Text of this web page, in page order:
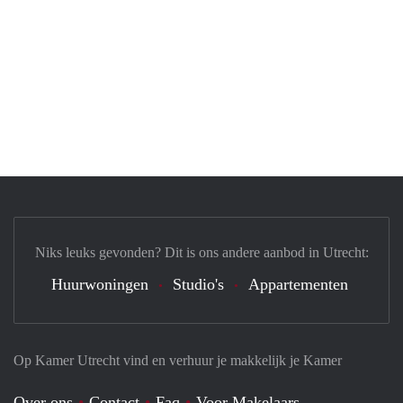
Op Kamer Utrecht vind en verhuur je makkelijk je Kamer
Niks leuks gevonden? Dit is ons andere aanbod in Utrecht:
Huurwoningen Studio's Appartementen